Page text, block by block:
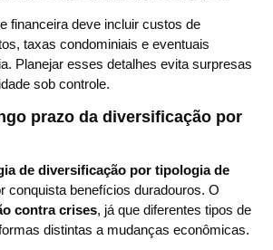
financeira deve incluir custos de
taxas condominiais e eventuais
Planejar esses detalhes evita surpresas
sob controle.
prazo da diversificação por
de diversificação por tipologia de
conquista benefícios duradouros. O
contra crises, já que diferentes tipos de
distintas a mudanças econômicas.